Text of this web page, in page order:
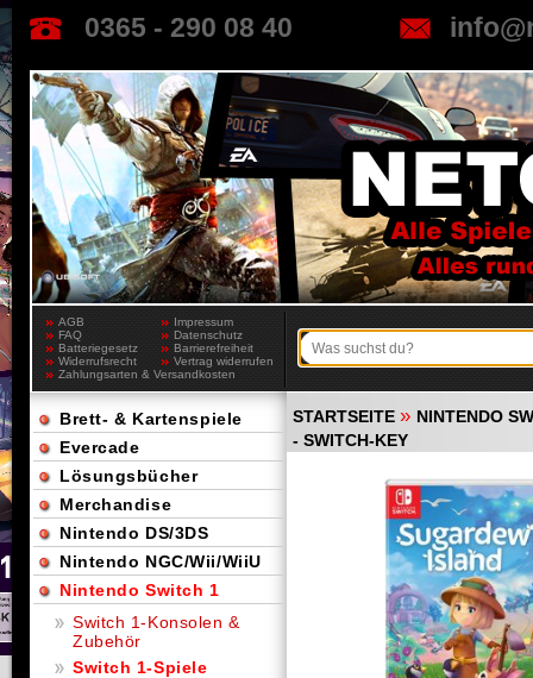
0365 - 290 08 40
AGB
Impressum
FAQ
Datenschutz
Batteriegesetz
Barrierefreiheit
Widerrufsrecht
Vertrag widerrufen
Zahlungsarten & Versandkosten
STARTSEITE » NINTENDO
- SWITCH-KEY
Brett- & Kartenspiele
Evercade
Lösungsbücher
Merchandise
Nintendo DS/3DS
Nintendo NGC/Wii/WiiU
Nintendo Switch 1
Switch 1-Konsolen &
Zubehör
Switch 1-Spiele